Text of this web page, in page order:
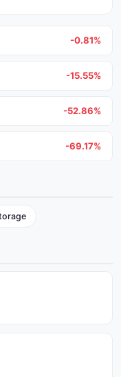
-0.81%
-15.55%
-52.86%
-69.17%